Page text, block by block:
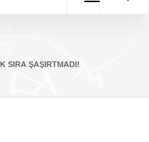
SIRA ŞAŞIRTMADI!